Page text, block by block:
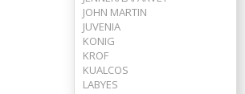
JOHN MARTIN
JUVENIA
KONIG
KROF
KUALCOS
LABYES